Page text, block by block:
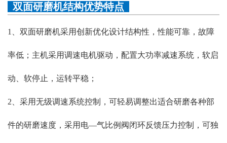
双面研磨机结构优势特点
1、双面研磨机采用创新优化设计结构性，性能可靠，故障
率低；主机采用调速电机驱动，配置大功率减速系统，软启
动、软停止，运转平稳；
2、采用无级调速系统控制，可轻易调整出适合研磨各种部
件的研磨速度，采用电—气比例阀闭环反馈压力控制，可独